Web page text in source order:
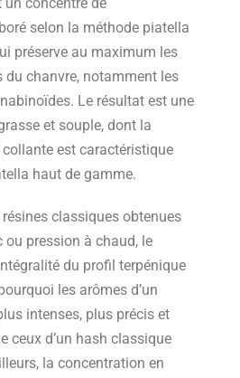
selon la méthode piatella
préserve au maximum les
du chanvre, notamment les
Le résultat est une
et souple, dont la
est caractéristique
haut de gamme.
classiques obtenues
ou pression à chaud, le
du profil terpénique
les arômes d’un
intenses, plus précis et
ceux d’un hash classique
la concentration en